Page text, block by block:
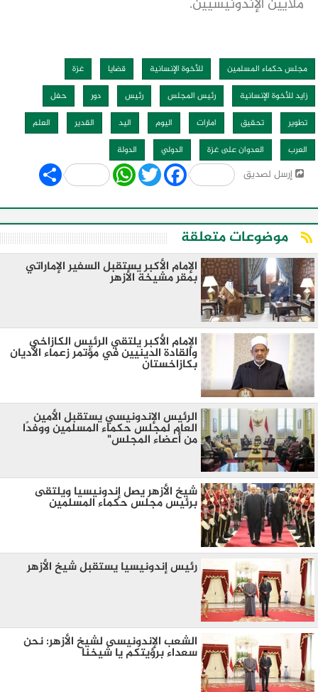
ملايين الإندونيسيين.
مجلس حكماء المسلمين للأخوة الإنسانية قضايا
غزة
زايد للأخوة الإنسانية
رئيس المجلس رئيس دور
حفل
تطوير
تحقيق امارات اليوم اليد القدير
العلم
العرب
العدوان على غزة الدولي الدولة
إرسل لصديق Share WhatsApp
Twitter Facebook
موضوعات متعلقة
الإمام الأكبر يستقبل السفير الإماراتي
بمقر مشيخة الأزهر
الإمام الأكبر يلتقي الرئيس الكازاخي
والقادة الدينيين في مؤتمر زعماء الأديان
بكازاخستان
الرئيس الإندونيسي يستقبل الأمين
العام لمجلس حكماء المسلمين ووفدًا
من أعضاء المجلس"
شيخ الأزهر يصل إندونيسيا ويلتقى
برئيس مجلس حكماء المسلمين
رئيس إندونيسيا يستقبل شيخ الأزهر
الشعب الإندونيسى لشيخ الأزهر: نحن
سعداء برؤيتكم يا شيخنا